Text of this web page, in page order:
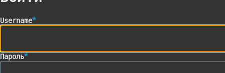
Username
Пароль